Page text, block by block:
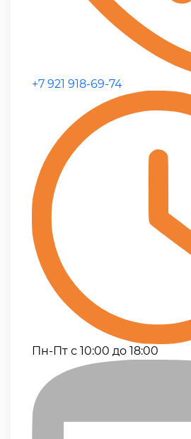
+7 921 918-69-74
Пн-Пт с 10:00 до 18:00